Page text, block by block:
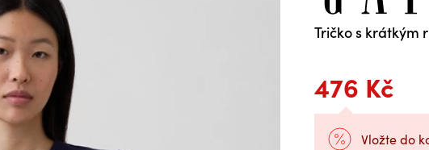
Tričko s krátkým
476 Kč
Vložte do